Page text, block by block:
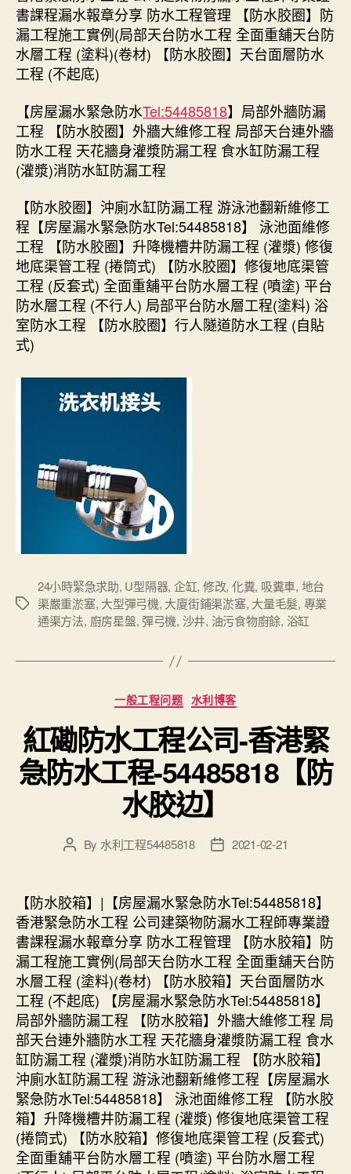
書課程漏水報章分享 防水工程管理 【防水胶圈】防
漏工程施工實例(局部天台防水工程 全面重舖天台防
水層工程 (塗料)(卷材) 【防水胶圈】天台面層防水
工程 (不起底)
【房屋漏水緊急防水Tel:54485818】局部外牆防漏
工程 【防水胶圈】外牆大維修工程 局部天台連外牆
防水工程 天花牆身灌漿防漏工程 食水缸防漏工程
(灌漿)消防水缸防漏工程
【防水胶圈】沖廁水缸防漏工程 游泳池翻新維修工
程【房屋漏水緊急防水Tel:54485818】 泳池面維修
工程 【防水胶圈】升降機槽井防漏工程 (灌漿) 修復
地底渠管工程 (捲筒式) 【防水胶圈】修復地底渠管
工程 (反套式) 全面重舖平台防水層工程 (噴塗) 平台
防水層工程 (不行人) 局部平台防水層工程(塗料) 浴
室防水工程 【防水胶圈】行人隧道防水工程 (自貼
式)
Tags
24小時緊急求助, U型隔器, 企缸, 修改, 化糞, 吸糞車, 地台
渠嚴重淤塞, 大型彈弓機, 大廈街鋪渠淤塞, 大量毛髮, 專業
通渠方法, 廚房星盤, 彈弓機, 沙井, 油污食物廚餘, 浴缸
Categories
一般工程问题 水利博客
紅磡防水工程公司-香港緊
急防水工程-54485818【防
水胶边】
PostBy 水利工程54485818
Post2021-02-21
【防水胶箱】|【房屋漏水緊急防水Tel:54485818】
香港緊急防水工程 公司建築物防漏水工程師專業證
書課程漏水報章分享 防水工程管理 【防水胶箱】防
漏工程施工實例(局部天台防水工程 全面重舖天台防
水層工程 (塗料)(卷材) 【防水胶箱】天台面層防水
工程 (不起底) 【房屋漏水緊急防水Tel:54485818】
局部外牆防漏工程 【防水胶箱】外牆大維修工程 局
部天台連外牆防水工程 天花牆身灌漿防漏工程 食水
缸防漏工程 (灌漿)消防水缸防漏工程 【防水胶箱】
沖廁水缸防漏工程 游泳池翻新維修工程【房屋漏水
緊急防水Tel:54485818】 泳池面維修工程 【防水胶
箱】升降機槽井防漏工程 (灌漿) 修復地底渠管工程
(捲筒式) 【防水胶箱】修復地底渠管工程 (反套式)
全面重舖平台防水層工程 (噴塗) 平台防水層工程